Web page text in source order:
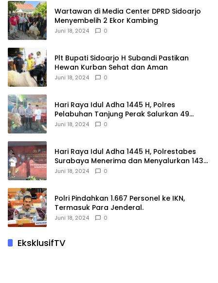
Wartawan di Media Center DPRD Sidoarjo
Menyembelih 2 Ekor Kambing
Juni 18, 2024 0
Plt Bupati Sidoarjo H Subandi Pastikan
Hewan Kurban Sehat dan Aman
Juni 18, 2024 0
Hari Raya Idul Adha 1445 H, Polres
Pelabuhan Tanjung Perak Salurkan 49
Hewan Korban.
Juni 18, 2024 0
Hari Raya Idul Adha 1445 H, Polrestabes
Surabaya Menerima dan Menyalurkan 143
Hewan Kurban
Juni 18, 2024 0
Polri Pindahkan 1.667 Personel ke IKN,
Termasuk Para Jenderal.
Juni 18, 2024 0
EksklusifTV